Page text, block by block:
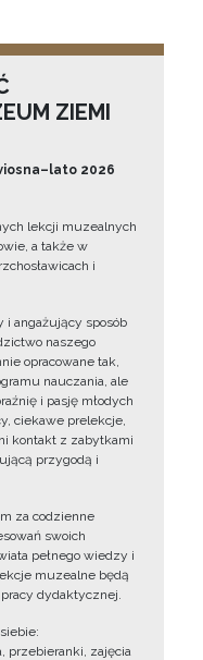
ZIEMI
2026
lekcji muzealnych
a także w
i
i angażujący sposób
naszego
opracowane tak,
nauczania, ale
i pasję młodych
ciekawe prelekcje,
kontakt z zabytkami
przygodą i
za codzienne
swoich
pełnego wiedzy i
muzealne będą
dydaktycznej.
przebieranki, zajęcia